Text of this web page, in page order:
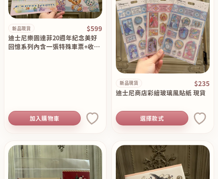
新品現貨 $599
迪士尼樂園達菲20週年紀念美好
回憶系列內含一張特殊車票+收納
加入購物車
新品現貨 $235
迪士尼商店彩繪玻璃風貼紙 現貨
選擇款式